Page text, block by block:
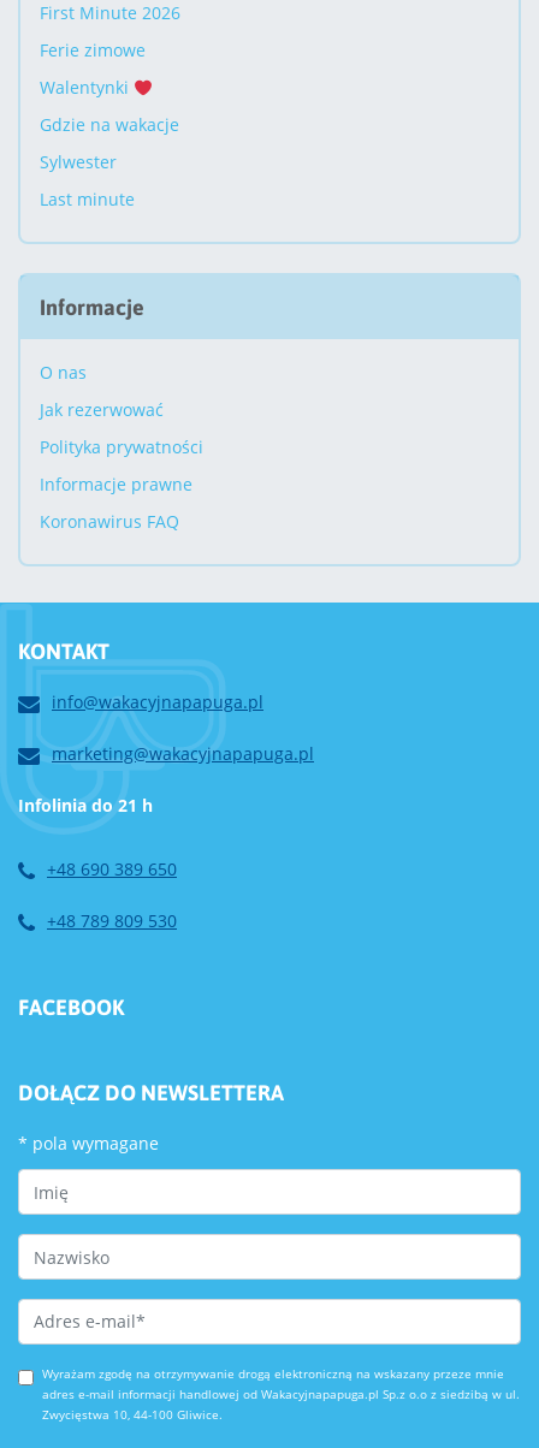
First Minute 2026
Ferie zimowe
Walentynki
Gdzie na wakacje
Sylwester
Last minute
Informacje
O nas
Jak rezerwować
Polityka prywatności
Informacje prawne
Koronawirus FAQ
KONTAKT
info@wakacyjnapapuga.pl
marketing@wakacyjnapapuga.pl
Infolinia do 21 h
+48 690 389 650
+48 789 809 530
FACEBOOK
DOŁĄCZ DO NEWSLETTERA
* pola wymagane
First Name
Last Name
Email Address*
Wyrażam zgodę na otrzymywanie drogą elektroniczną na wskazany przeze mnie
adres e-mail informacji handlowej od Wakacyjnapapuga.pl Sp.z o.o z siedzibą w ul.
Zwycięstwa 10, 44-100 Gliwice.